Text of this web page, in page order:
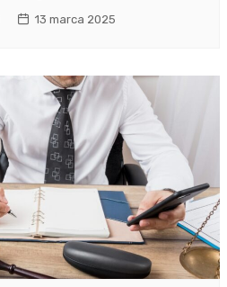
13 marca 2025